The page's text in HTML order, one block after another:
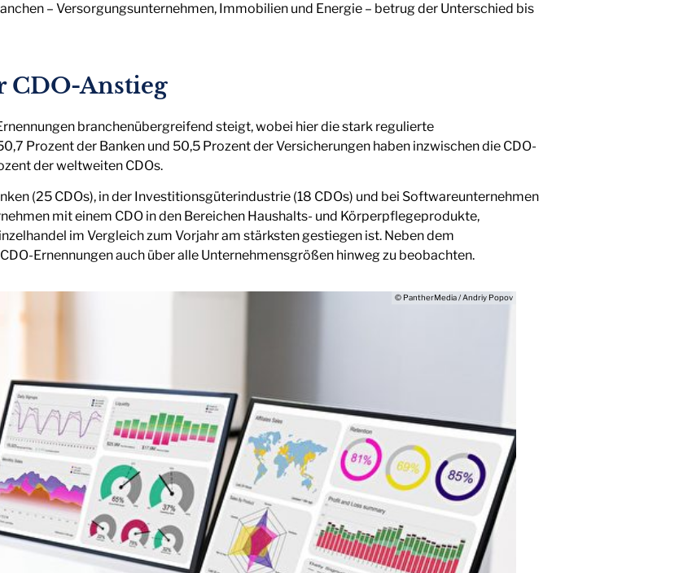
– Versorgungsunternehmen, Immobilien und Energie – betrug der Unterschied bis
CDO-Anstieg
branchenübergreifend steigt, wobei hier die stark regulierte
Prozent der Banken und 50,5 Prozent der Versicherungen haben inzwischen die CDO-
der weltweiten CDOs.
(25 CDOs), in der Investitionsgüterindustrie (18 CDOs) und bei Softwareunternehmen
mit einem CDO in den Bereichen Haushalts- und Körperpflegeprodukte,
im Vergleich zum Vorjahr am stärksten gestiegen ist. Neben dem
Ernennungen auch über alle Unternehmensgrößen hinweg zu beobachten.
© PantherMedia / Andriy Popov